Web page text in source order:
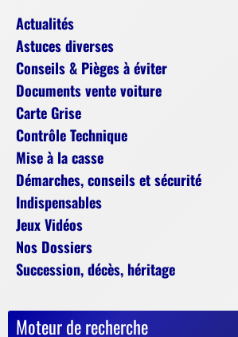
Actualités
Astuces diverses
Conseils & Pièges à éviter
Documents vente voiture
Carte Grise
Contrôle Technique
Mise à la casse
Démarches, conseils et sécurité
Indispensables
Jeux Vidéos
Nos Dossiers
Succession, décès, héritage
Moteur de recherche